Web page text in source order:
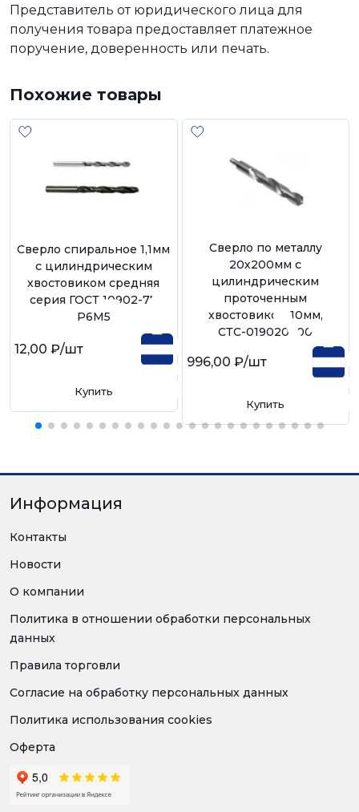
Представитель от юридического лица для
получения товара предоставляет платежное
поручение, доверенность или печать.
Похожие товары
Сверло спиральное 1,1мм
с цилиндрическим
хвостовиком средняя
серия ГОСТ 10902-77
Р6М5
12,00 ₽/шт
Купить
Сверло по металлу
20х200мм с
цилиндрическим
проточенным
хвостовиком 10мм,
СТС-019020200
996,00 ₽/шт
Купить
Информация
Контакты
Новости
О компании
Политика в отношении обработки персональных
данных
Правила торговли
Согласие на обработку персональных данных
Политика использования cookies
Оферта